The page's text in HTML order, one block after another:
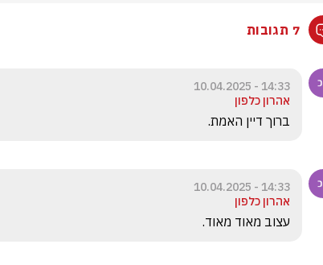
7 תגובות
14:33 - 10.04.2025
אהרון כלפון
ברוך דיין האמת.
14:33 - 10.04.2025
אהרון כלפון
עצוב מאוד מאוד.